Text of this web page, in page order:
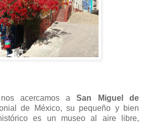
nos acercamos aSan Miguel de
de México, su pequeño y bien
es un museo al aire libre,